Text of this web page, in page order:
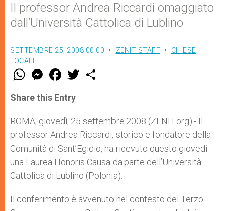
Il professor Andrea Riccardi omaggiato
dall’Università Cattolica di Lublino
SETTEMBRE 25, 2008 00:00 ZENIT STAFF
CHIESE
LOCALI
W
t
s
p
p
M
e
s
e
g
e
r
F
a
e
b
o
k
w
r
Share this Entry
ROMA, giovedì, 25 settembre 2008 (ZENIT.org).- Il
professor Andrea Riccardi, storico e fondatore della
Comunità di Sant’Egidio, ha ricevuto questo giovedì
una Laurea Honoris Causa da parte dell’Università
Cattolica di Lublino (Polonia).
Il conferimento è avvenuto nel contesto del Terzo